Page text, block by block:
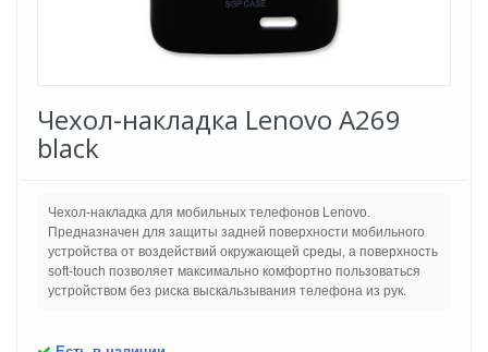
Чехол-накладка Lenovo A269
black
Чехол-накладка для мобильных телефонов Lenovo.
Предназначен для защиты задней поверхности мобильного
устройства от воздействий окружающей среды, а поверхность
soft-touch позволяет максимально комфортно пользоваться
устройством без риска выскальзывания телефона из рук.